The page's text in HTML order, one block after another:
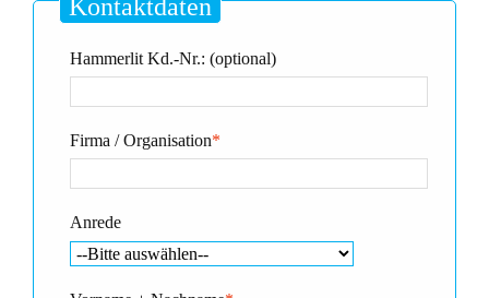
Kontaktdaten
Hammerlit Kd.-Nr.: (optional)
*
Firma / Organisation
Anrede